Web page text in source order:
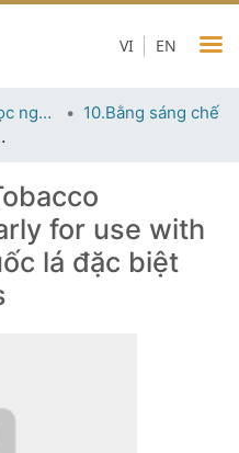
EN
VI
Cơ sở dữ liệu khoa học ngành thuốc lá
10.Bằng sáng chế
biệt dùng với narghiles
for use with
lá đặc biệt